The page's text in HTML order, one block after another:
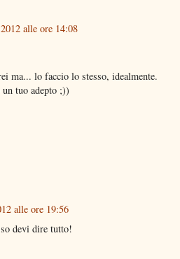
alle ore 14:08
ma... lo faccio lo stesso, idealmente.
tuo adepto ;))
alle ore 19:56
devi dire tutto!